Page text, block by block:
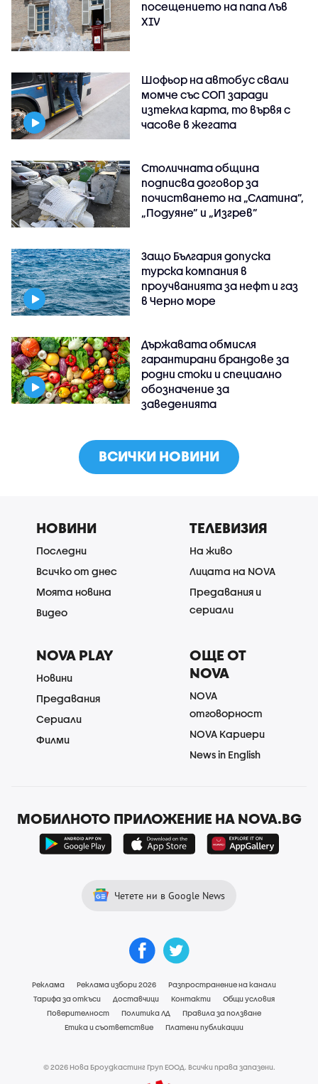
посещението на папа Лъв
XIV
Шофьор на автобус свали
момче със СОП заради
изтекла карта, то вървя с
часове в жегата
Столичната община
подписва договор за
почистването на „Слатина”,
„Подуяне” и „Изгрев”
Защо България допуска
турска компания в
проучванията за нефт и газ
в Черно море
Държавата обмисля
гарантирани брандове за
родни стоки и специално
обозначение за
заведенията
ВСИЧКИ НОВИНИ
НОВИНИ
Последни
Всичко от днес
Моята новина
Видео
ТЕЛЕВИЗИЯ
На живо
Лицата на NOVA
Предавания и
сериали
NOVA PLAY
Новини
Предавания
Сериали
Филми
ОЩЕ ОТ
NOVA
NOVA
отговорност
NOVA Кариери
News in English
МОБИЛНОТО ПРИЛОЖЕНИЕ НА NOVA.BG
Четете ни в Google News
Реклама Реклама избори 2026
Разпространение на канали
Тарифа за откъси
Доставчици Контакти
Общи условия
Поверителност
Политика ЛД
Правила за ползване
Етика и съответствие
Платени публикации
© 2026 Нова Броудкастинг Груп ЕООД. Всички права запазени.